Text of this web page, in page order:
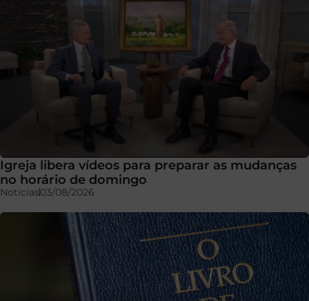
Igreja libera vídeos para preparar as mudanças
no horário de domingo
Notícias03/08/2026